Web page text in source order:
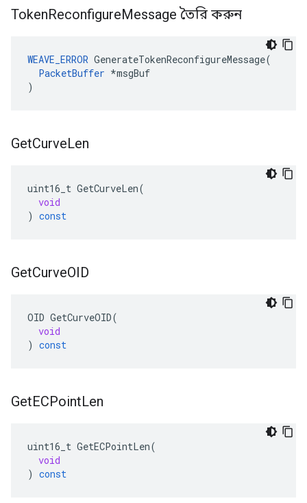
TokenReconfigureMessage তৈরি করুন
WEAVE_ERROR GenerateTokenReconfigureMessage(
PacketBuffer *msgBuf
)
GetCurveLen
uint16_t GetCurveLen(
void
) const
GetCurveOID
OID GetCurveOID(
void
) const
GetECPointLen
uint16_t GetECPointLen(
void
) const